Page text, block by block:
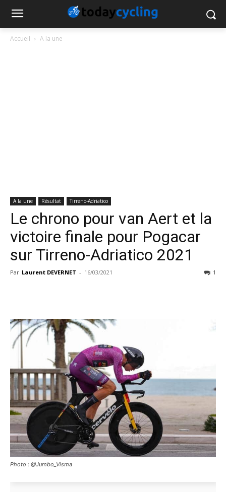
Accueil A la une
A la une Résultat Tirreno-Adriatico
Le chrono pour van Aert et la
victoire finale pour Pogacar
sur Tirreno-Adriatico 2021
Par Laurent DEVERNET - 16/03/2021 1
Photo : @Jumbo_Visma